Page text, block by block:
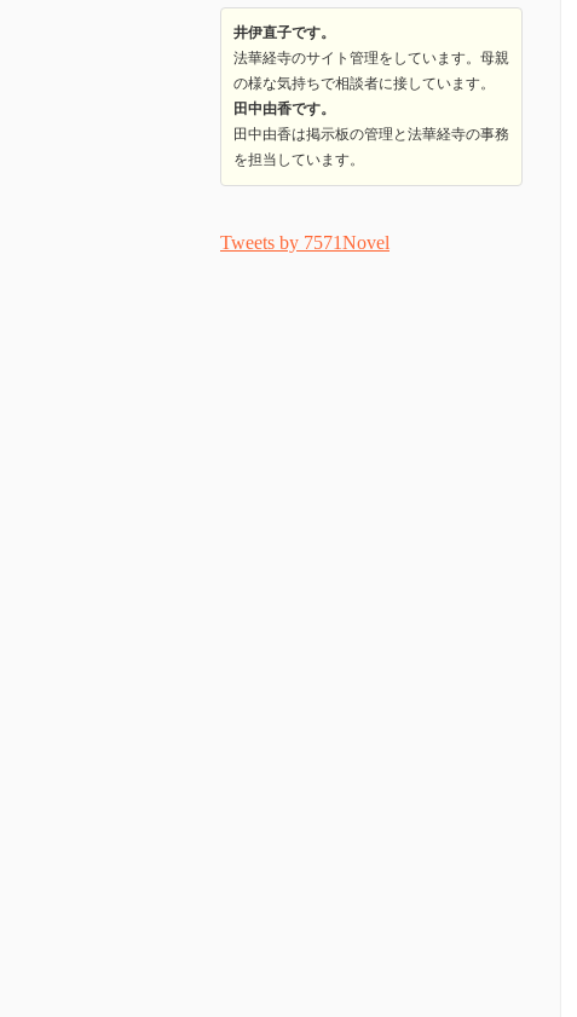
井伊直子です。
法華経寺のサイト管理をしています。母親
の様な気持ちで相談者に接しています。
田中由香です。
田中由香は掲示板の管理と法華経寺の事務
を担当しています。
Tweets by 7571Novel